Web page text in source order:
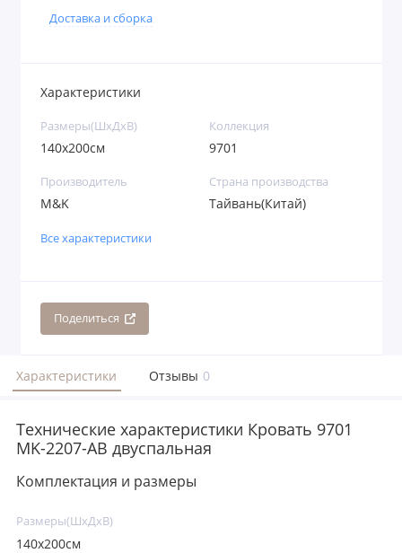
Доставка и сборка
Характеристики
Размеры(ШхДхВ)
140х200см
Коллекция
9701
Производитель
M&K
Страна производства
Тайвань(Китай)
Все характеристики
Поделиться
Характеристики Отзывы 0
Технические характеристики Кровать 9701
MK-2207-AB двуспальная
Комплектация и размеры
Размеры(ШхДхВ)
140х200см